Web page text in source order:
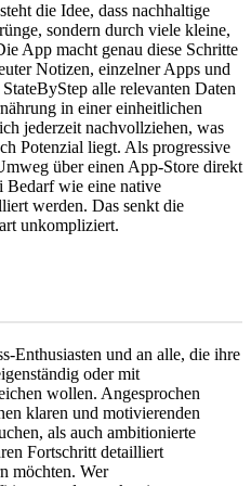
die Idee, dass nachhaltige
sondern durch viele kleine,
App macht genau diese Schritte
Notizen, einzelner Apps und
alle relevanten Daten
in einer einheitlichen
jederzeit nachvollziehen, was
Potenzial liegt. Als progressive
über einen App-Store direkt
Bedarf wie eine native
werden. Das senkt die
unkompliziert.
Enthusiasten und an alle, die ihre
oder mit
wollen. Angesprochen
klaren und motivierenden
als auch ambitionierte
Fortschritt detailliert
möchten. Wer